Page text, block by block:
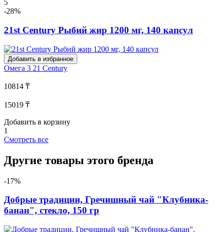
5
-28%
21st Century Рыбий жир 1200 мг, 140 капсул
Добавить в избранное
Омега 3 21 Century
10814 ₸
15019 ₸
Добавить в корзину
1
Смотреть все
Другие товары этого бренда
-17%
Добрые традиции, Гречишный чай "Клубника-
банан", стекло, 150 гр